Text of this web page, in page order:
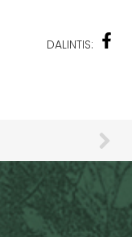
DALINTIS: